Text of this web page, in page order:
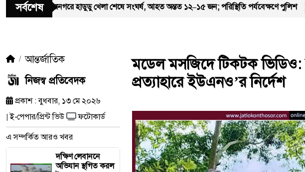
সর্বশেষ
হাডুডু খেলা শেষে সংঘর্ষ, আহত অন্তত ১২–১৫ জন; পরিস্থিতি পর্যবেক্ষণে পুলিশ নতুন কুঁড়ি
আন্তর্জাতিক
নিজস্ব প্রতিবেদক
প্রকাশ : বুধবার, ১৩ মে ২০২৬
| ই-পেপার/প্রিন্ট ভিউ
ফটোকার্ড
এ সম্পর্কিত আরও খবর
দক্ষিণ লেবাননে
অভিযান স্থগিত করল
মডেল মসজিদে টিকটক ভিডিও:
প্রত্যাহারে ইউএনও’র নির্দেশ